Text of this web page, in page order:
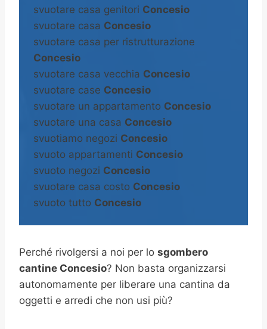
svuotare casa genitori Concesio
svuotare casa Concesio
svuotare casa per ristrutturazione
Concesio
svuotare casa vecchia Concesio
svuotare case Concesio
svuotare un appartamento Concesio
svuotare una casa Concesio
svuotiamo negozi Concesio
svuoto appartamenti Concesio
svuoto negozi Concesio
svuotare casa costo Concesio
svuoto tutto Concesio
Perché rivolgersi a noi per lo sgombero
cantine Concesio? Non basta organizzarsi
autonomamente per liberare una cantina da
oggetti e arredi che non usi più?